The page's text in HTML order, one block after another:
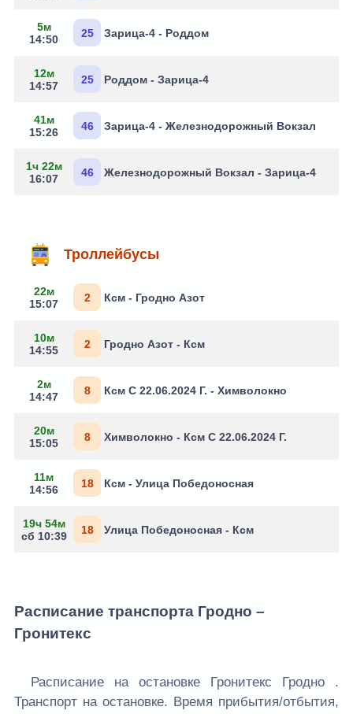
5м
14:50
25 Зарица-4 - Роддом
12м
14:57
25 Роддом - Зарица-4
41м
15:26
46 Зарица-4 - Железнодорожный Вокзал
1ч 22м
16:07
46 Железнодорожный Вокзал - Зарица-4
Троллейбусы
22м
15:07
2 Ксм - Гродно Азот
10м
14:55
2 Гродно Азот - Ксм
2м
14:47
8 Ксм С 22.06.2024 Г. - Химволокно
20м
15:05
8 Химволокно - Ксм С 22.06.2024 Г.
11м
14:56
18 Ксм - Улица Победоносная
19ч 54м
сб 10:39
18 Улица Победоносная - Ксм
Расписание транспорта Гродно –
Гронитекс
Расписание на остановке Гронитекс Гродно .
Транспорт на остановке. Время прибытия/отбытия,